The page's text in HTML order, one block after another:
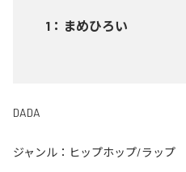
1 ： まめひろい
DADA
ジャンル： ヒップホップ/ラップ